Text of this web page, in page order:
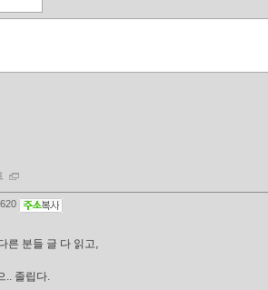
른 분들 글 다 읽고,
.. 졸립다.